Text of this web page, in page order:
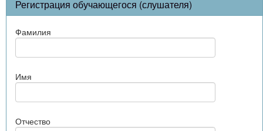
Регистрация обучающегося (слушателя)
Фамилия
Имя
Отчество